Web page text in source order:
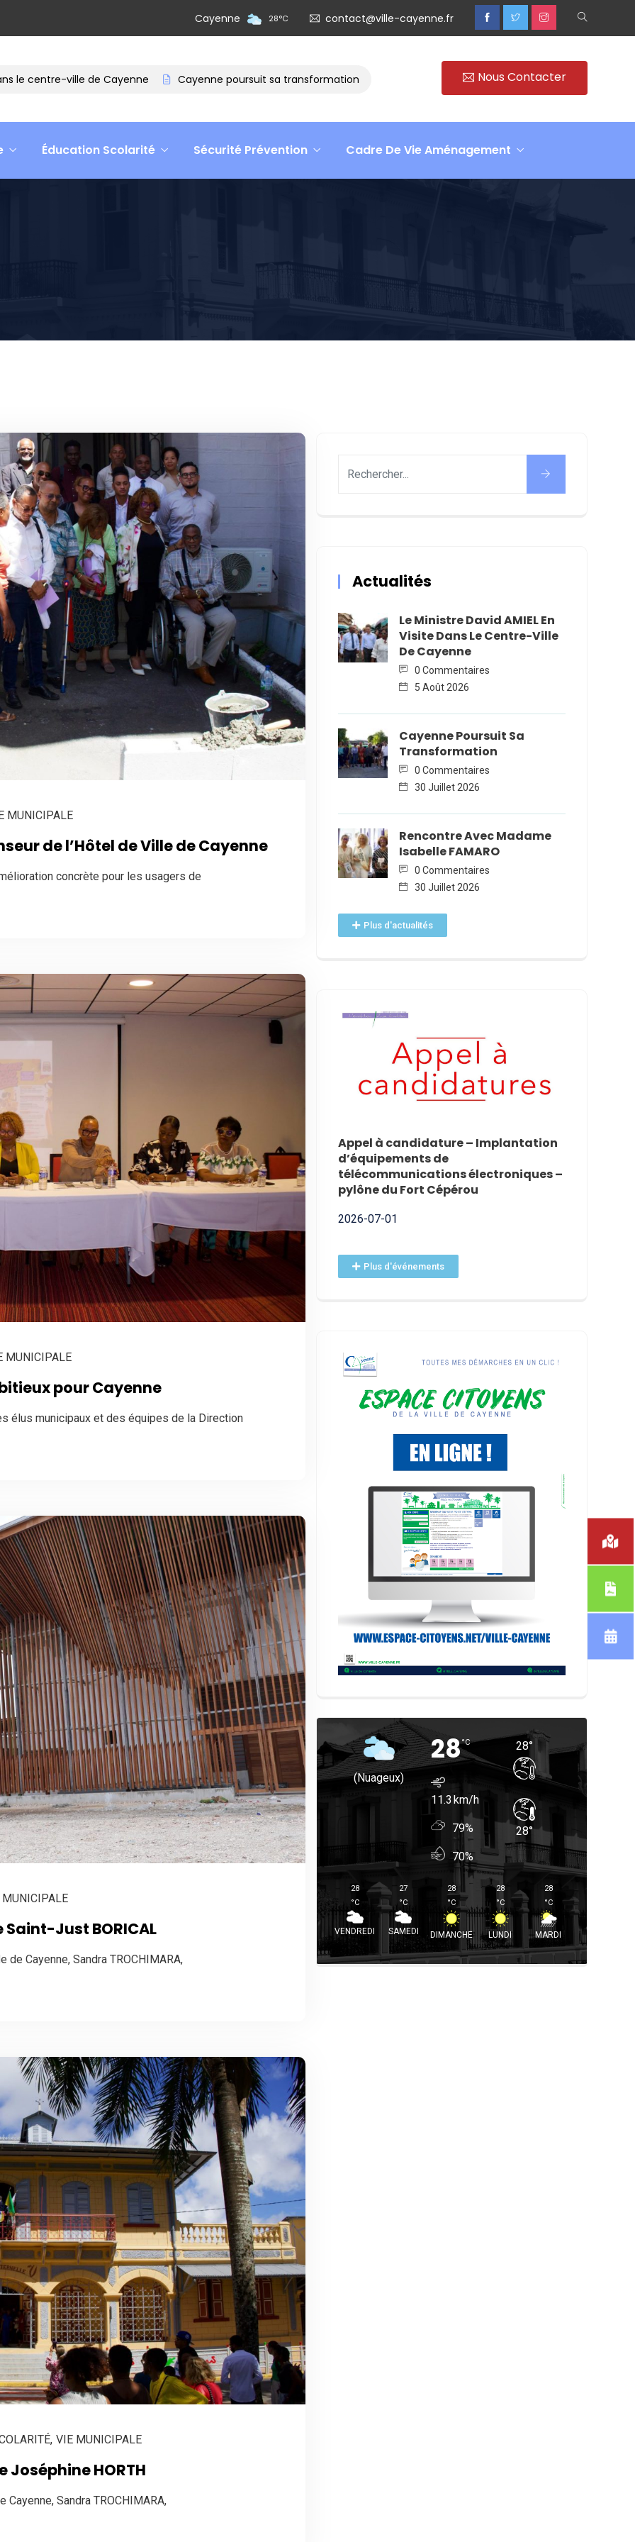
Cayenne 28°C contact@ville-cayenne.fr
ville de Cayenne Cayenne poursuit sa transformation Rencontre avec Madame Isabelle FAMARO
Nous Contacter
Éducation Scolarité Sécurité Prévention Cadre De Vie Aménagement
MUNICIPALE
de l’Hôtel de Ville de Cayenne
concrète pour les usagers de
MUNICIPALE
pour Cayenne
élus municipaux et des équipes de la Direction
MUNICIPALE
Just BORICAL
Cayenne, Sandra TROCHIMARA,
, VIE MUNICIPALE
HORTH
Sandra TROCHIMARA,
Actualités
Le Ministre David AMIEL En
Visite Dans Le Centre-Ville
De Cayenne
0 Commentaires
5 Août 2026
Cayenne Poursuit Sa
Transformation
0 Commentaires
30 Juillet 2026
Rencontre Avec Madame
Isabelle FAMARO
0 Commentaires
30 Juillet 2026
Plus d'actualités
Événement terminé.
Nominations équilibrées 2025
2026-07-01
Appel à candidature – Implantation
d’équipements de
télécommunications électroniques –
pylône du Fort Cépérou
2026-07-01
Plus d'événements
(nuageux)
28°C
11.3
79%
70%
28°
28°
28
°C
VENDREDI
27
°C
SAMEDI
28
°C
DIMANCHE
28
°C
LUNDI
28
°C
MARDI